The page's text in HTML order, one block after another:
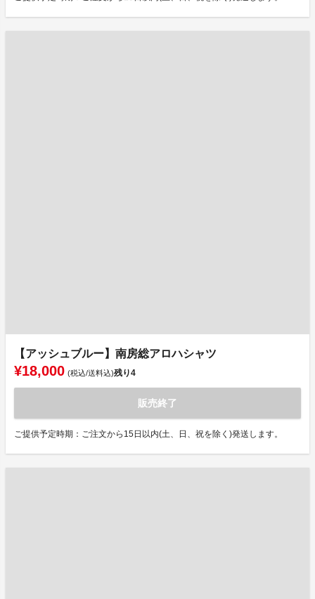
【アッシュブルー】南房総アロハシャツ
¥18,000 (税込/送料込)残り4
販売終了
ご提供予定時期：ご注文から15日以内(土、日、祝を除く)発送します。